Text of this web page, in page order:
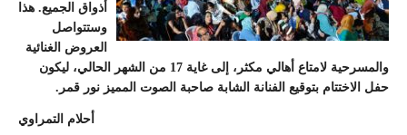
أذواق الجميع. هذا
وستتواصل
العروض الغنائية
والمسرحية لامتاع أهالي مكثر، إلى غاية 17 من الشهر الحالي، ليكون
حفل الاختتام بتوقيع الفنانة الشابة صاحبة الصوت المميز نور قمر.
أحلام التمراوي